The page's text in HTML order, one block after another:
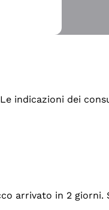
indicazioni dei
arrivato in 2